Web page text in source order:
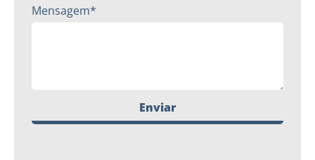
Mensagem*
Enviar